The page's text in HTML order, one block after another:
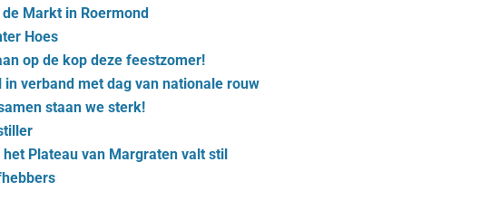
Markt in Roermond
Hoes
op de kop deze feestzomer!
verband met dag van nationale rouw
staan we sterk!
Plateau van Margraten valt stil